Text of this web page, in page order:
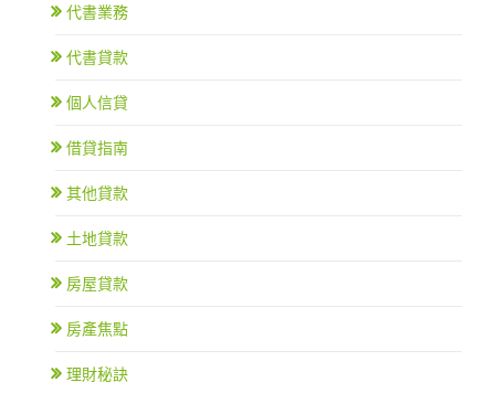
代書業務
代書貸款
個人信貸
借貸指南
其他貸款
土地貸款
房屋貸款
房產焦點
理財秘訣